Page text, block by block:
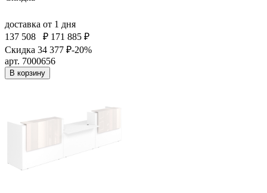
доставка от 1 дня
137 508
₽ 171 885 ₽
Скидка 34 377 ₽-20%
арт. 7000656
В корзину